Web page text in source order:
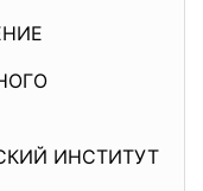
ИНСТИТУТ